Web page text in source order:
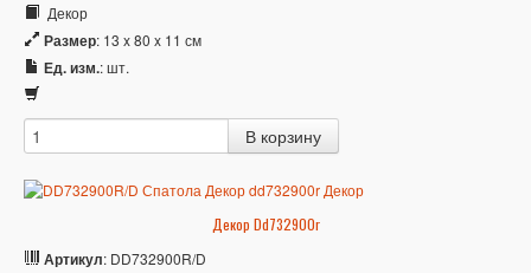
Декор
Размер: 13 x 80 x 11 см
Ед. изм.: шт.
Декор Dd732900r
Артикул: DD732900R/D